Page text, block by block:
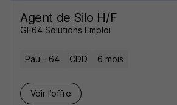
Agent de Silo H/F
GE64 Solutions Emploi
Pau - 64 CDD 6 mois
Voir l’offre